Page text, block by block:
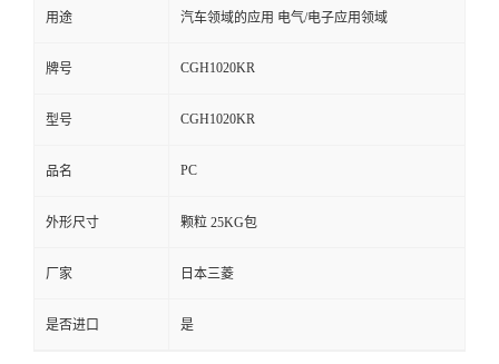
用途 汽车领域的应用 电气/电子应用领域
牌号 CGH1020KR
型号 CGH1020KR
品名 PC
外形尺寸 颗粒 25KG包
厂家 日本三菱
是否进口 是